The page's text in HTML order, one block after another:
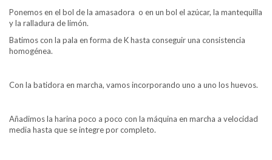
Ponemos en el bol de la amasadora o en un bol el azúcar, la mantequilla
y la ralladura de limón.
Batimos con la pala en forma de K hasta conseguir una consistencia
homogénea.
Con la batidora en marcha, vamos incorporando uno a uno los huevos.
Añadimos la harina poco a poco con la máquina en marcha a velocidad
media hasta que se integre por completo.